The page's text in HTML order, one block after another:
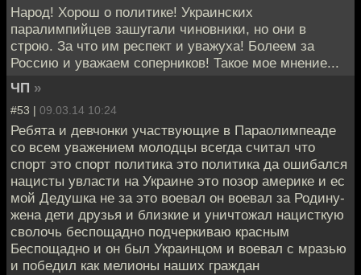
Народ! Хорош о политике! Украинских
паралимпийцев зашугали чиновники, но они в
строю. За что им респект и уважуха! Болеем за
Россию и уважаем соперников! Такое мое мнение...
ЧП »
#53 | 09.03.14 10:24
Ребята и девчонки участвующие в Параолимпеаде
со всем уважением молодцы всегда считал что
спорт это спорт политика это политика да ошибался
нацисты увласти на Украине это позор америке и ес
мой Дедушка не за это воевал он воевал за Родину-
жена дети друзья и близкие и уничтожал нацисткую
сволочь беспощадно подчеркиваю красным
Беспощадно и он был Украинцом и воевал с мразью
и победил как мелионы наших граждан